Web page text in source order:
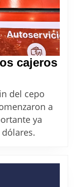
cajeros
del cepo
a
ya